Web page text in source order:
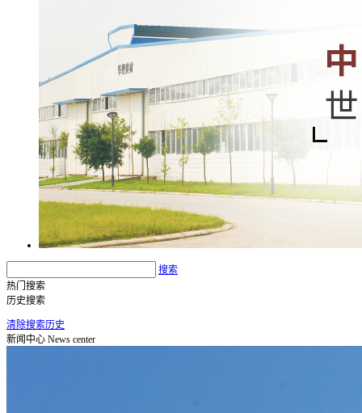
搜索
热门搜索
历史搜索
清除搜索历史
新闻中心 News center